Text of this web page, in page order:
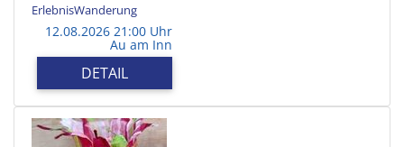
ErlebnisWanderung
12.08.2026 21:00 Uhr
Au am Inn
DETAIL